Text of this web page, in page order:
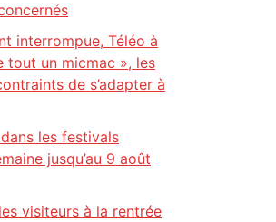
interrompue, Téléo à
tout un micmac », les
de s’adapter à
les festivals
jusqu’au 9 août
visiteurs à la rentrée